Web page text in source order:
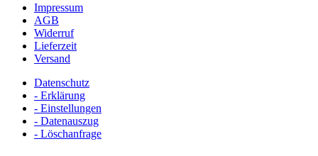
Impressum
AGB
Widerruf
Lieferzeit
Versand
Datenschutz
- Erklärung
- Einstellungen
- Datenauszug
- Löschanfrage